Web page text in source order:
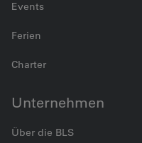
Events
Ferien
Charter
Unternehmen
Über die BLS